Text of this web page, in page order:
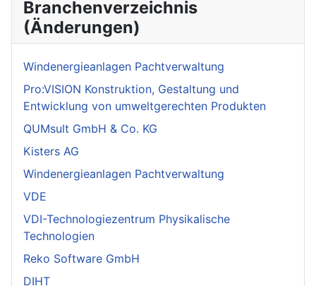
Branchenverzeichnis
(Änderungen)
Windenergieanlagen Pachtverwaltung
Pro:VISION Konstruktion, Gestaltung und
Entwicklung von umweltgerechten Produkten
QUMsult GmbH & Co. KG
Kisters AG
Windenergieanlagen Pachtverwaltung
VDE
VDI-Technologiezentrum Physikalische
Technologien
Reko Software GmbH
DIHT